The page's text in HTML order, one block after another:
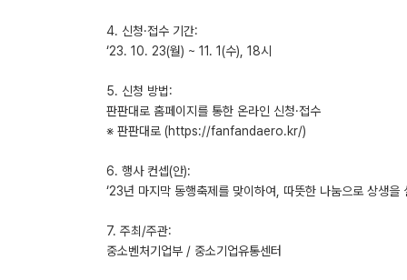
4. 신청·접수 기간:
‘23. 10. 23(월) ~ 11. 1(수), 18시
5. 신청 방법:
판판대로 홈페이지를 통한 온라인 신청·접수
※ 판판대로 (https://fanfandaero.kr/)
6. 행사 컨셉(안):
‘23년 마지막 동행축제를 맞이하여, 따뜻한 나눔으로 상생을
7. 주최/주관:
중소벤처기업부 / 중소기업유통센터